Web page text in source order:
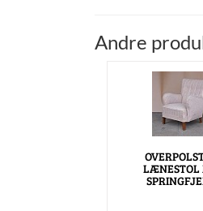
Andre
LÆNESTOL